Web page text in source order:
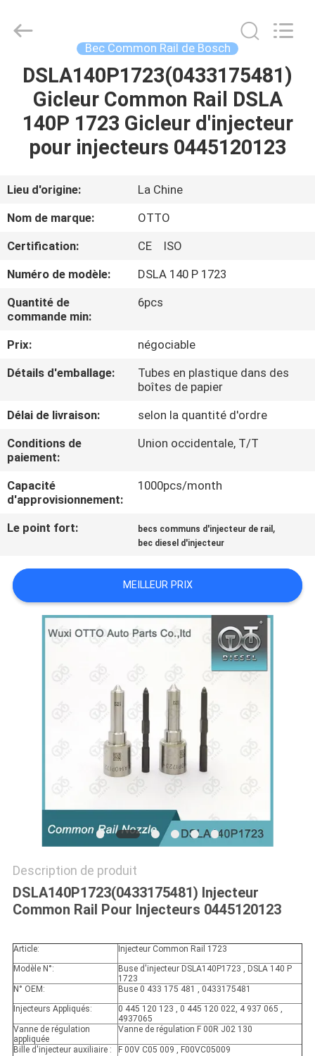
MAISON
À
PROPOS
NOUS
DE
L'USINE
CONTRÔLE
QUALITÉ
CONTACTEZ-
LES
AFFAIRES
OTTO
AUTO
Reserved.
Bec Common Rail de Bosch
DSLA140P1723(0433175481)
Gicleur Common Rail DSLA
140P 1723 Gicleur d'injecteur
pour injecteurs 0445120123
Lieu d'origine:
La Chine
Nom de marque:
OTTO
Certification:
CE ISO
Numéro de modèle:
DSLA 140 P 1723
Quantité de
commande min:
6pcs
Prix:
négociable
Détails d'emballage:
Tubes en plastique dans des
boîtes de papier
Délai de livraison:
selon la quantité d'ordre
Conditions de
paiement:
Union occidentale, T/T
Capacité
d'approvisionnement:
1000pcs/month
Le point fort: becs communs d'injecteur de rail ,
bec diesel d'injecteur
MEILLEUR PRIX
Description de produit
DSLA140P1723(0433175481) Injecteur
Common Rail Pour Injecteurs 0445120123
Article:
Injecteur Common Rail 1723
Modèle N°:
Buse d'injecteur DSLA140P1723 , DSLA 140 P
1723
N° OEM:
Buse 0 433 175 481 , 0433175481
Injecteurs Appliqués:
0 445 120 123 , 0 445 120 022, 4 937 065 ,
4937065
Vanne de régulation
appliquée
Vanne de régulation F 00R J02 130
Bille d'injecteur auxiliaire :
F 00V C05 009 , F00VC05009